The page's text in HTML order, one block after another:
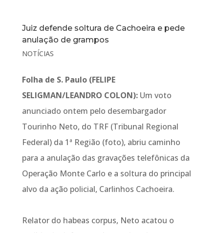
Juiz defende soltura de Cachoeira e pede
anulação de grampos
NOTÍCIAS
Folha de S. Paulo (FELIPE
SELIGMAN/LEANDRO COLON): Um voto
anunciado ontem pelo desembargador
Tourinho Neto, do TRF (Tribunal Regional
Federal) da 1ª Região (foto), abriu caminho
para a anulação das gravações telefônicas da
Operação Monte Carlo e a soltura do principal
alvo da ação policial, Carlinhos Cachoeira.
Relator do habeas corpus, Neto acatou o